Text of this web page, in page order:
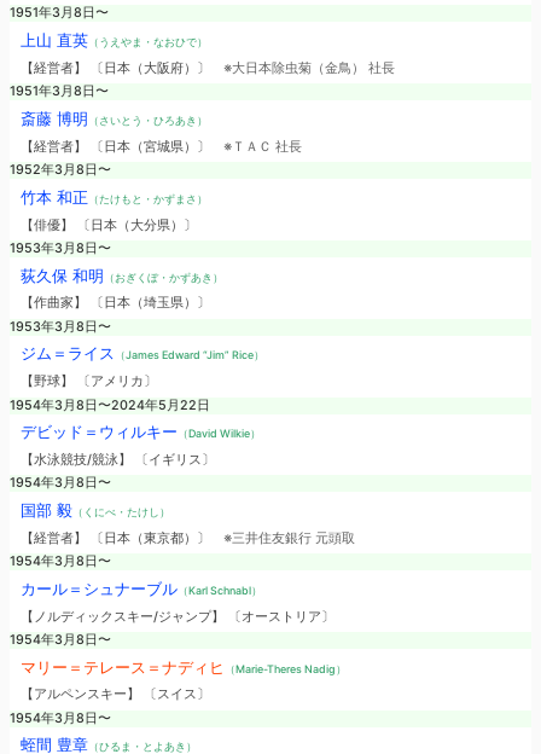
1951年3月8日〜
上山 直英（うえやま・なおひで）
【経営者】 〔日本（大阪府）〕 ※大日本除虫菊（金鳥） 社長
1951年3月8日〜
斎藤 博明 （さいとう・ひろあき）
【経営者】 〔日本（宮城県）〕 ※ＴＡＣ 社長
1952年3月8日〜
竹本 和正 （たけもと・かずまさ）
【俳優】 〔日本（大分県）〕
1953年3月8日〜
荻久保 和明 （おぎくぼ・かずあき）
【作曲家】 〔日本（埼玉県）〕
1953年3月8日〜
ジム＝ライス （James Edward “Jim” Rice）
【野球】 〔アメリカ〕
1954年3月8日〜2024年5月22日
デビッド＝ウィルキー （David Wilkie）
【水泳競技/競泳】 〔イギリス〕
1954年3月8日〜
国部 毅（くにべ・たけし）
【経営者】 〔日本（東京都）〕 ※三井住友銀行 元頭取
1954年3月8日〜
カール＝シュナーブル（Karl Schnabl）
【ノルディックスキー/ジャンプ】 〔オーストリア〕
1954年3月8日〜
マリー＝テレース＝ナディヒ （Marie-Theres Nadig）
【アルペンスキー】 〔スイス〕
1954年3月8日〜
蛭間 豊章（ひるま・とよあき）